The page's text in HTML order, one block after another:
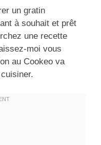
un gratin
à souhait et prêt
une recette
moi vous
au Cookeo va